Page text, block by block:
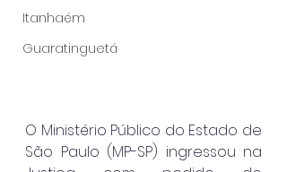
Itanhaém
Guaratinguetá
O Ministério Público do Estado de
São Paulo (MP-SP) ingressou na